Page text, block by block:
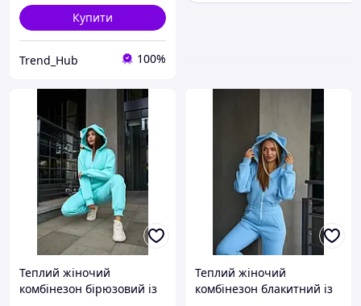
Купити
Trend_Hub 100%
Теплий жіночий
комбінезон бірюзовий із
Теплий жіночий
комбінезон блакитний із